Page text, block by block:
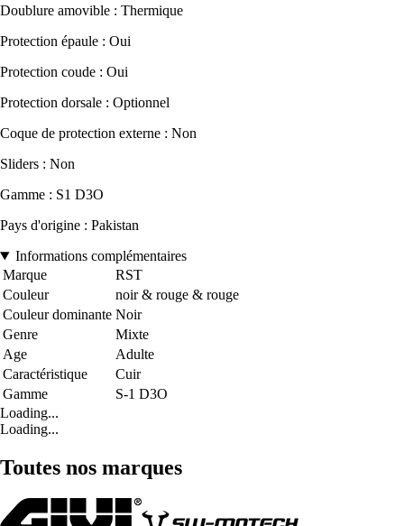
Doublure amovible : Thermique
Protection épaule : Oui
Protection coude : Oui
Protection dorsale : Optionnel
Coque de protection externe : Non
Sliders : Non
Gamme : S1 D3O
Pays d'origine : Pakistan
Informations complémentaires
Marque
RST
Couleur
noir & rouge & rouge
Couleur dominante Noir
Genre
Mixte
Age
Adulte
Caractéristique
Cuir
Gamme
S-1 D3O
Loading...
Loading...
Toutes nos marques